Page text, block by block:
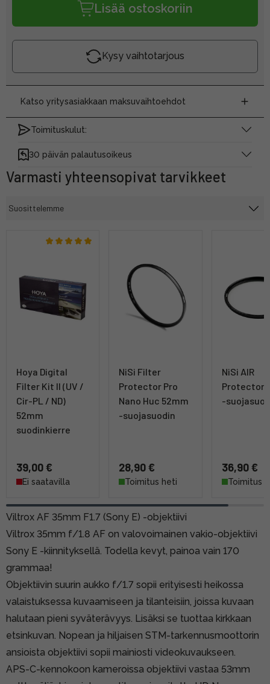
Lisää ostoskoriin
Kysy vaihtotarjous
Katso yritysasiakkaan maksuvaihtoehdot
Toimituskulut:
30 päivän palautusoikeus
Varmasti yhteensopivat tarvikkeet
Hoya Digital
Filter Kit II (UV /
Cir-PL / ND)
52mm
suodinkierre
39,00 €
Ei saatavilla
NiSi Filter
Protector Pro
Nano Huc 52mm
-suojasuodin
28,90 €
Toimitus heti
NiSi AIR
Protector
-
36,90 €
Toimitus
Viltrox AF 35mm F1.7 (Sony E) -objektiivi
Viltrox 35mm f/1.8 AF on valovoimainen vakio-objektiivi
Sony E -kiinnityksellä. Todella kevyt, painoa vain 170
grammaa!
Objektiivin suurin aukko f/1.7 sopii erityisesti heikossa
valaistuksessa kuvaamiseen ja tilanteisiin, joissa kuvaan
halutaan pieni syväterävyys. Lisäksi se tuottaa kirkkaan
etsinkuvan. Nopean ja hiljaisen STM-tarkennusmoottorin
ansioista objektiivi sopii mainiosti videokuvaukseen.
APS-C-kennokoon kameroissa objektiivi vastaa 53mm